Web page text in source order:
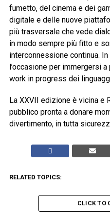
fumetto, del cinema e dei
digitale e delle nuove
più trasversale che vede
in modo sempre più fitto e
interconnessione continua.
l’occasione per immergersi
work in progress dei
La XXVII edizione è vicina e
pubblico pronta a donare
divertimento, in tutta
RELATED TOPICS:
CLICK TO